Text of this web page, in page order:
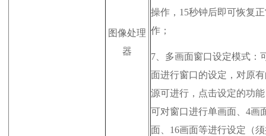
图像处理
器
操作，15秒钟后即可恢复
作；
7、 多画面窗口设定模式：
面进行窗口的设定，对原
源可进行，点击设定的功
可对窗口进行单画面、4画
面、16画面等进行设定（